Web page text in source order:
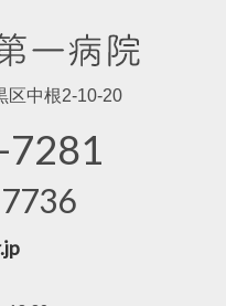
中根2-10-20